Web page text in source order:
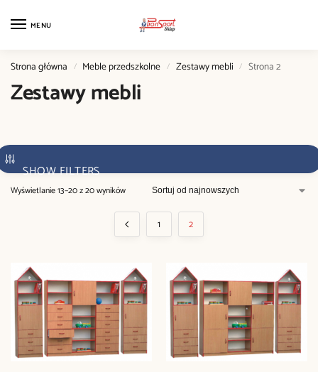
MENU
Strona główna / Meble przedszkolne / Zestawy mebli / Strona 2
Zestawy mebli
SHOW FILTERS
Wyświetlanie 13–20 z 20 wyników
1 2